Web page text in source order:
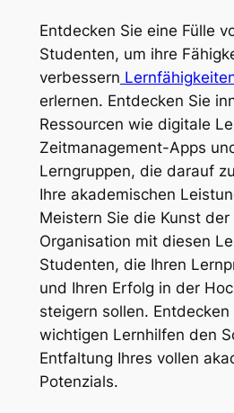
Entdecken Sie eine Fülle
Studenten, um ihre
verbessern
erlernen. Entdecken Sie
Ressourcen wie digitale
Zeitmanagement-Apps
Lerngruppen, die darauf
Ihre akademischen
Meistern Sie die Kunst
Organisation mit diesen
Studenten, die Ihren
und Ihren Erfolg in der
steigern sollen.
wichtigen Lernhilfen den
Entfaltung Ihres vollen
Potenzials.